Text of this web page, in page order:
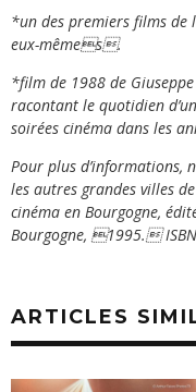
*un des premiers films de
eux-mêmes.
*film de 1988 de
racontant le quotidien
soirées cinéma dans les
Pour plus d’informations,
les autres grandes villes
cinéma en Bourgogne,
Bourgogne, 1995.
ARTICLES